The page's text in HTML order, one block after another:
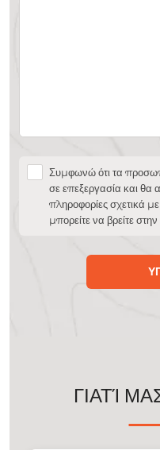
Συμφωνώ ότι τα
σε επεξεργασία και θα
πληροφορίες σχετικά
μπορείτε να βρείτε στην
ΓΙΑΤΊ